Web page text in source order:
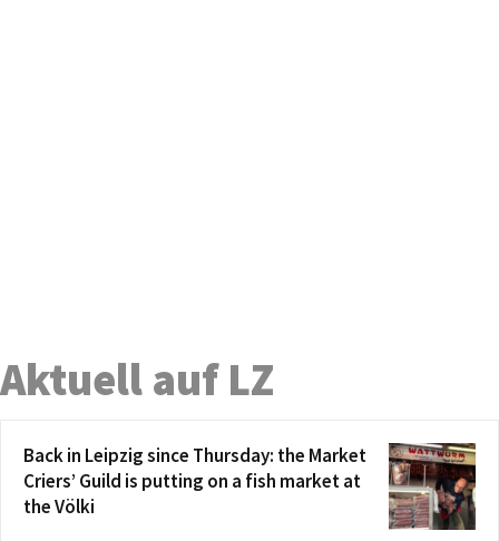
Aktuell auf LZ
Back in Leipzig since Thursday: the Market
Criers’ Guild is putting on a fish market at
the Völki